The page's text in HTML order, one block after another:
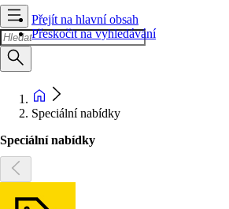
Přejít na hlavní obsah
Přeskočit na vyhledávání
Speciální nabídky
Speciální nabídky